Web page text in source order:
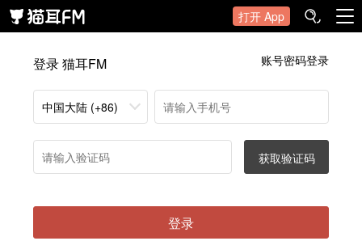
打开 App
登录 猫耳FM 账号密码登录
中国大陆 (+86)
获取验证码
登录